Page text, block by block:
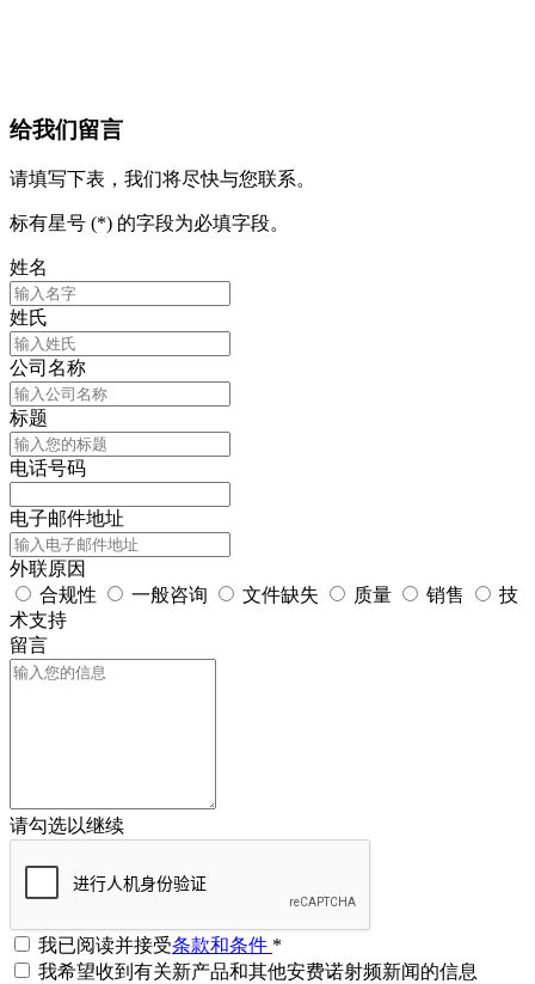
给我们留言
请填写下表，我们将尽快与您联系。
标有星号 (*) 的字段为必填字段。
姓名
姓氏
公司名称
标题
电话号码
电子邮件地址
外联原因
合规性
一般咨询 文件缺失 质量 销售
技
术支持
留言
请勾选以继续
我已阅读并接受条款和条件 *
我希望收到有关新产品和其他安费诺射频新闻的信息